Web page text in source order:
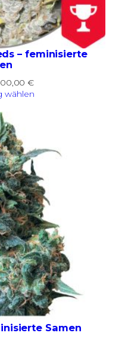
– feminisierte
€Preisspanne:
30,00 €
wählen
Samen